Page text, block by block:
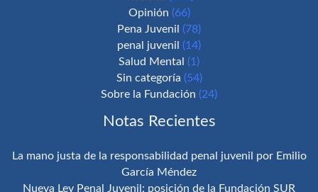
Opinión (66)
Pena Juvenil (78)
penal juvenil (14)
Salud Mental (1)
Sin categoría (54)
Sobre la Fundación (24)
Notas Recientes
La mano justa de la responsabilidad penal juvenil por Emilio
García Méndez
Nueva Ley Penal Juvenil: posición de la Fundación SUR